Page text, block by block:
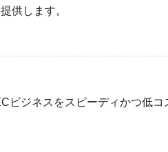
供します。
ジネスをスピーディかつ低